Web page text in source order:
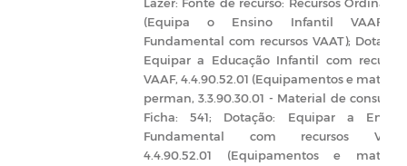
(Equipa o Ensino Infantil VAAF e
Fundamental com recursos VAAT); Dotação:
Equipar a Educação Infantil com recursos
VAAF, 4.4.90.52.01 (Equipamentos e material
perman, 3.3.90.30.01 - Material de consumo,
Ficha: 541; Dotação: Equipar a Ensino
Fundamental com recursos VATT,
4.4.90.52.01 (Equipamentos e material